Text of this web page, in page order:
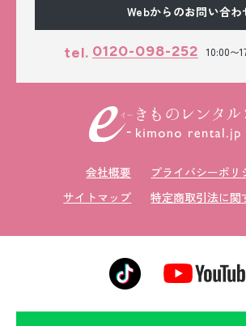
Webからのお問い合わ
tel. 0120-098-252 10:00〜
会社概要
プライバシーポリ
サイトマップ
特定商取引法に関